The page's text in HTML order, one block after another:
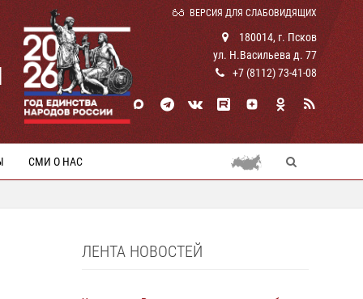
ВЕРСИЯ ДЛЯ СЛАБОВИДЯЩИХ
180014, г. Псков
ул. Н.Васильева д. 77
+7 (8112) 73-41-08
СМИ О НАС
ЛЕНТА НОВОСТЕЙ